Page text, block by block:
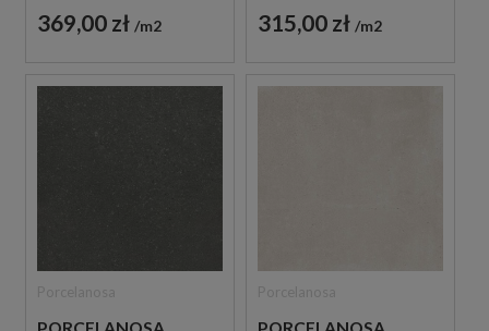
GRESOWE
369,00 zł m2
GRESOWE
315,00 zł m2